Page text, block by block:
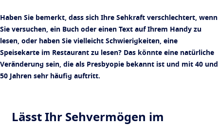
Haben Sie bemerkt, dass sich Ihre Sehkraft verschlechtert, wenn
Sie versuchen, ein Buch oder einen Text auf Ihrem Handy zu
lesen, oder haben Sie vielleicht Schwierigkeiten, eine
Speisekarte im Restaurant zu lesen? Das könnte eine natürliche
Veränderung sein, die als Presbyopie bekannt ist und mit 40 und
50 Jahren sehr häufig auftritt.
Lässt Ihr Sehvermögen im